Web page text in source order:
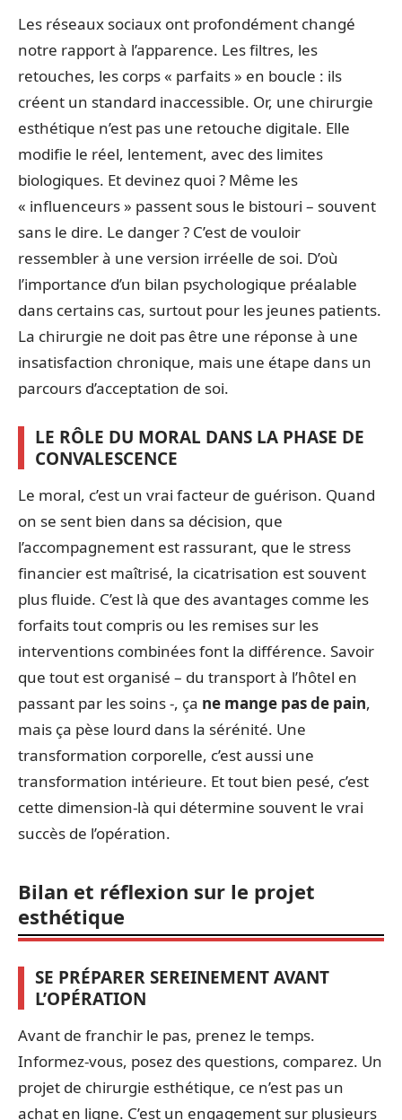
Les réseaux sociaux ont profondément changé
notre rapport à l’apparence. Les filtres, les
retouches, les corps « parfaits » en boucle : ils
créent un standard inaccessible. Or, une chirurgie
esthétique n’est pas une retouche digitale. Elle
modifie le réel, lentement, avec des limites
biologiques. Et devinez quoi ? Même les
« influenceurs » passent sous le bistouri – souvent
sans le dire. Le danger ? C’est de vouloir
ressembler à une version irréelle de soi. D’où
l’importance d’un bilan psychologique préalable
dans certains cas, surtout pour les jeunes patients.
La chirurgie ne doit pas être une réponse à une
insatisfaction chronique, mais une étape dans un
parcours d’acceptation de soi.
LE RÔLE DU MORAL DANS LA PHASE DE
CONVALESCENCE
Le moral, c’est un vrai facteur de guérison. Quand
on se sent bien dans sa décision, que
l’accompagnement est rassurant, que le stress
financier est maîtrisé, la cicatrisation est souvent
plus fluide. C’est là que des avantages comme les
forfaits tout compris ou les remises sur les
interventions combinées font la différence. Savoir
que tout est organisé – du transport à l’hôtel en
passant par les soins -, ça ne mange pas de pain,
mais ça pèse lourd dans la sérénité. Une
transformation corporelle, c’est aussi une
transformation intérieure. Et tout bien pesé, c’est
cette dimension-là qui détermine souvent le vrai
succès de l’opération.
Bilan et réflexion sur le projet
esthétique
SE PRÉPARER SEREINEMENT AVANT
L’OPÉRATION
Avant de franchir le pas, prenez le temps.
Informez-vous, posez des questions, comparez. Un
projet de chirurgie esthétique, ce n’est pas un
achat en ligne. C’est un engagement sur plusieurs